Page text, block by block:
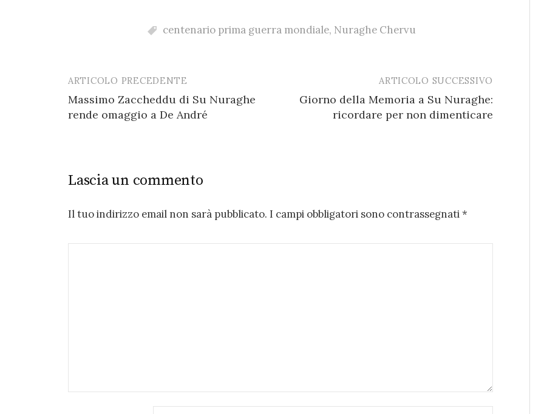
centenario prima guerra mondiale, Nuraghe Chervu
Post
navigation
ARTICOLO PRECEDENTE
Massimo Zaccheddu di Su Nuraghe
rende omaggio a De André
ARTICOLO SUCCESSIVO
Giorno della Memoria a Su Nuraghe:
ricordare per non dimenticare
Lascia un commento
Il tuo indirizzo email non sarà pubblicato. I campi obbligatori sono contrassegnati*